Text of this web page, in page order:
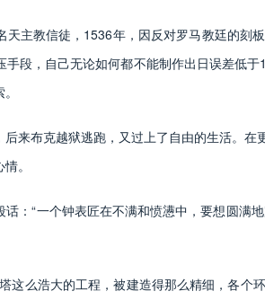
教信徒，1536年，因反对罗马教廷的刻
段，自己无论如何都不能制作出日误差低
布克越狱逃跑，又过上了自由的生活。在
。
“一个钟表匠在不满和愤懑中，要想圆满
么浩大的工程，被建造得那么精细，各个